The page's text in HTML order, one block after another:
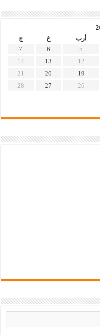
أرب خ
ج
5
6
7
12
13
14
19
20
21
26
27
28